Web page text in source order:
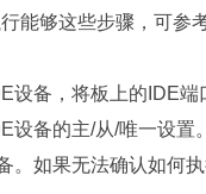
能够这些步骤，可参
设备，将板上的IDE端
设备的主/从/唯一设置
。如果无法确认如何